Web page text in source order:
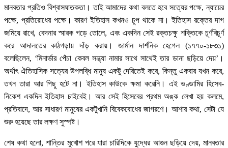
মানবতার প্রতিও বিশ্বাসঘাতকতা। তাই আমাদের কথা বলতে হবে সত্যের পক্ষে, ন্যায়ের
পক্ষে, প্রতিরোধের পক্ষে। কারণ ইতিহাস কখনও চুপ থাকে না। ইতিহাস রক্তের দাগ
জমিয়ে রাখে, বেদনার স্মারক গড়ে তোলে, এবং একদিন সেই রক্তচক্ষু শক্তিকে চূর্ণবিচূর্ণ
করে আদালতের কাঠগড়ায় দাঁড় করায়। জার্মান দার্শনিক হেগেল (১৭৭০-১৮৩১)
বলেছিলেন, ‘মিনার্ভার পেঁচা কেবল সন্ধ্যা নামার সাথে সাথেই তার ডানা ছড়িয়ে দেয়’।
অর্থাৎ ঐতিহাসিক সত্যের উপলব্ধি মানুষ একটু দেরিতেই করে, কিন্তু একবার যখন করে,
তখন তারা আর পিছু হটে না। ইতিহাস কাউকে ক্ষমা করেনি। এই ভণ্ডামির হিসেব-
নিকেশ একদিন ইতিহাস চাইবেই। আর সেই হিসেবের প্রথম অঙ্ক লেখা হয় কলমে,
প্রতিবাদে, আর সাধারণ মানুষের একটুখানি বিবেকবোধের জাগরণে। আশার কথা, সেটা যে
শুরু হয়েছে তার লক্ষণ সুস্পষ্ট।
শেষ কথা হলো, শান্তির মুখোশ পরে যারা চারিদিকে যুদ্ধের আগুন ছড়িয়ে দেয়, মানবতার